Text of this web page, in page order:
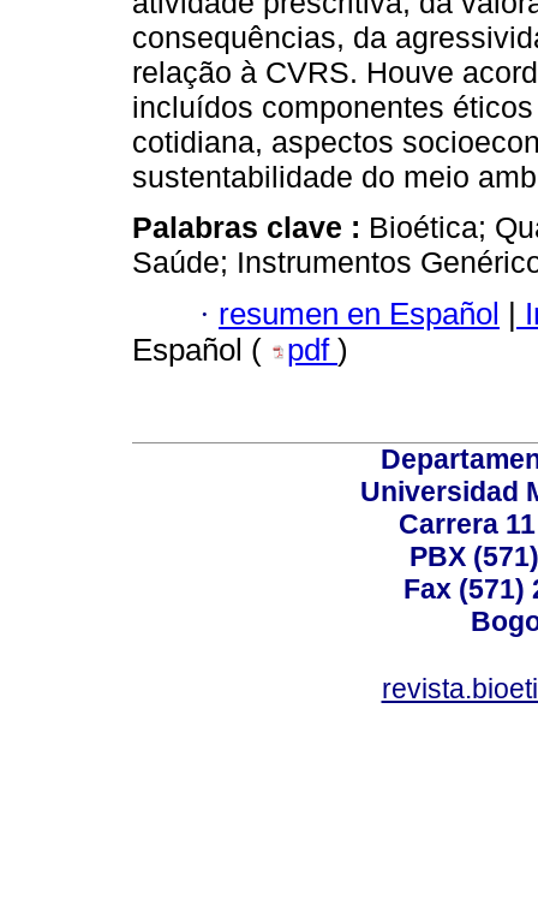
consequências, da
relação à CVRS. Houve
incluídos componentes
cotidiana, aspectos
sustentabilidade do meio
Palabras clave : Bioética;
Saúde; Instrumentos
· resumen en Español |
Español (
pdf )
Universidad
Carrera
PBX
Fax (571)